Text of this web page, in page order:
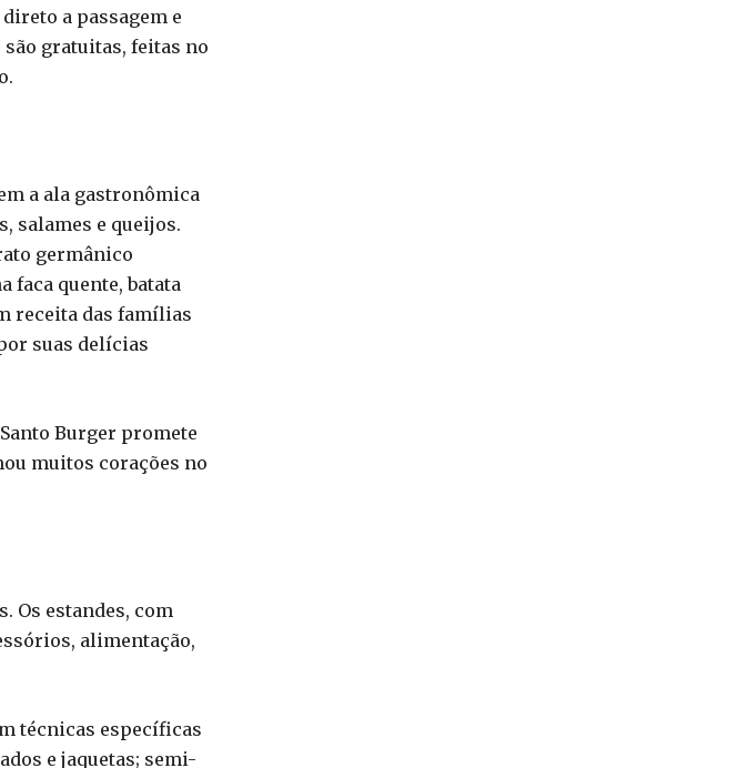
a passagem e
gratuitas, feitas no
a ala gastronômica
salames e queijos.
germânico
faca quente, batata
receita das famílias
suas delícias
Burger promete
muitos corações no
Os estandes, com
alimentação,
técnicas específicas
e jaquetas; semi-